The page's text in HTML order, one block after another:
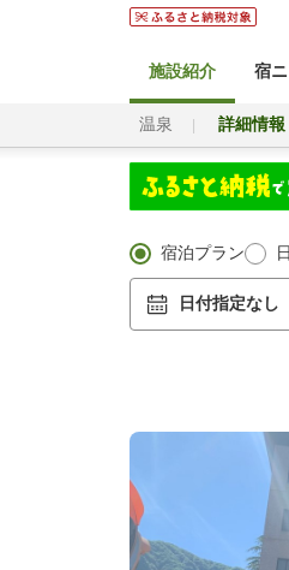
施設紹介 宿
温泉 詳細情報
宿泊プラン
日付指定なし